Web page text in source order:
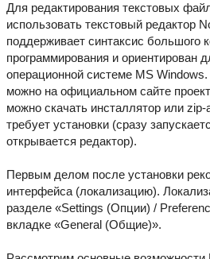
Для редактирования текстовых
использовать текстовый редактор
поддерживает синтаксис большого
программирования и ориентирован
операционной системе MS
можно на официальном сайте
можно скачать инсталлятор или
требует установки (сразу
открывается редактор).
Первым делом после установки
интерфейса (локализацию).
разделе «Settings (Опции) /
вкладке «General (Общие)».